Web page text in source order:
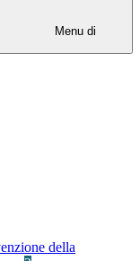
Menu di
della